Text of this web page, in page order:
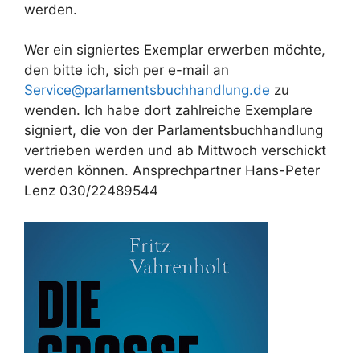
werden.
Wer ein signiertes Exemplar erwerben möchte,
den bitte ich, sich per e-mail an
Service@parlamentsbuchhandlung.de zu
wenden. Ich habe dort zahlreiche Exemplare
signiert, die von der Parlamentsbuchhandlung
vertrieben werden und ab Mittwoch verschickt
werden können. Ansprechpartner Hans-Peter
Lenz 030/22489544